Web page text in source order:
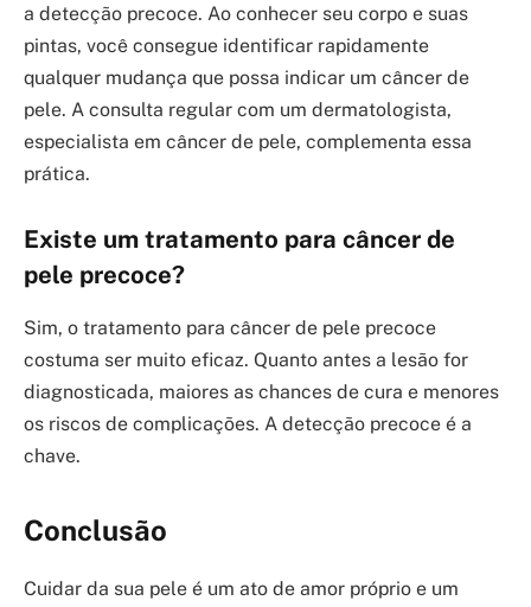
a detecção precoce. Ao conhecer seu corpo e suas
pintas, você consegue identificar rapidamente
qualquer mudança que possa indicar um câncer de
pele. A consulta regular com um dermatologista,
especialista em câncer de pele, complementa essa
prática.
Existe um tratamento para câncer de
pele precoce?
Sim, o tratamento para câncer de pele precoce
costuma ser muito eficaz. Quanto antes a lesão for
diagnosticada, maiores as chances de cura e menores
os riscos de complicações. A detecção precoce é a
chave.
Conclusão
Cuidar da sua pele é um ato de amor próprio e um